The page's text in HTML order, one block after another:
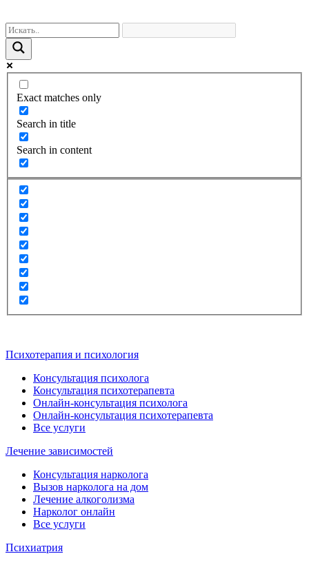
Exact matches only
Search in title
Search in content
Психотерапия и психология
Консультация психолога
Консультация психотерапевта
Онлайн-консультация психолога
Онлайн-консультация психотерапевта
Все услуги
Лечение зависимостей
Консультация нарколога
Вызов нарколога на дом
Лечение алкоголизма
Нарколог онлайн
Все услуги
Психиатрия